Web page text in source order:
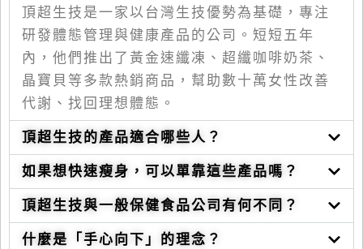
頂超生技是一家以台灣生技優勢為基礎，專注
研發體態管理與健康產品的公司。短短五年
內，他們推出了黃金速纖凍、超纖咖啡奶茶、
晶寶貝等多款熱銷商品，幫助數十萬女性改善
代謝、找回理想體態。
頂超生技的產品適合哪些人？
如果想快速瘦身，可以單靠這些產品嗎？
頂超生技與一般保健食品公司有何不同？
什麼是「手心向下」的理念？